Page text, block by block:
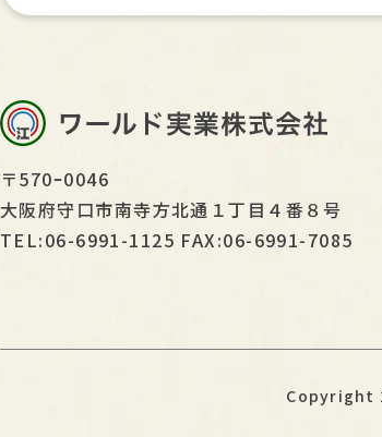
〒570ｰ0046
大阪府守口市南寺方北通１丁目４番８号
TEL:06-6991-1125 FAX:06-6991-7085
Copyright